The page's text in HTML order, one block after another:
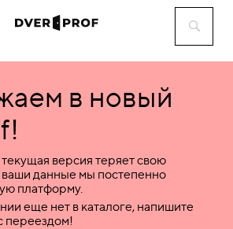
в новый
версия теряет свою
ваши данные мы постепенно
платформу.
еще нет в каталоге, напишите
переездом!